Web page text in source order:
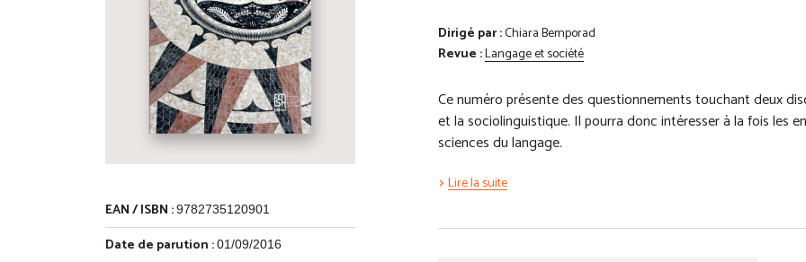
EAN / ISBN :9782735120901
Date de parution :01/09/2016
Dirigé par :Chiara Bemporad
Revue :Langage et société
Ce numéro présente des questionnements touchant deux
et la sociolinguistique. Il pourra donc intéresser à la fois les
sciences du langage.
Lire la suite